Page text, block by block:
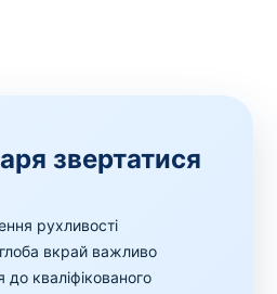
звертатися
рухливості
вкрай важливо
кваліфікованого